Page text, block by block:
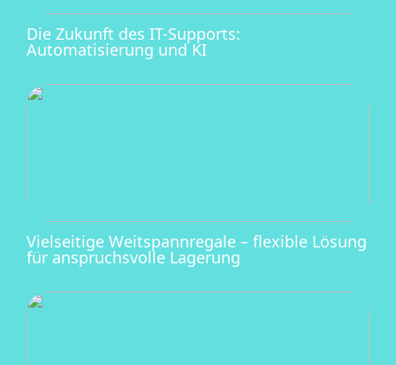
Die Zukunft des IT-Supports:
Automatisierung und KI
Vielseitige Weitspannregale – flexible Lösung
für anspruchsvolle Lagerung